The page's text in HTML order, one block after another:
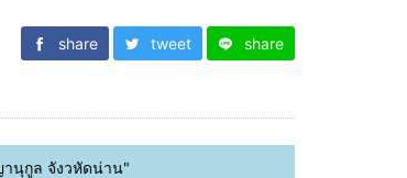
share tweet share
น่าน"